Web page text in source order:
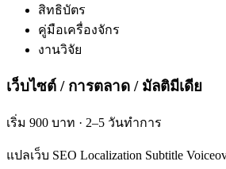
สิทธิบัตร
คู่มือเครื่องจักร
งานวิจัย
เว็บไซต์ / การตลาด / มัลติมีเดีย
เริ่ม 900 บาท · 2–5 วันทำการ
แปลเว็บ SEO Localization Subtitle